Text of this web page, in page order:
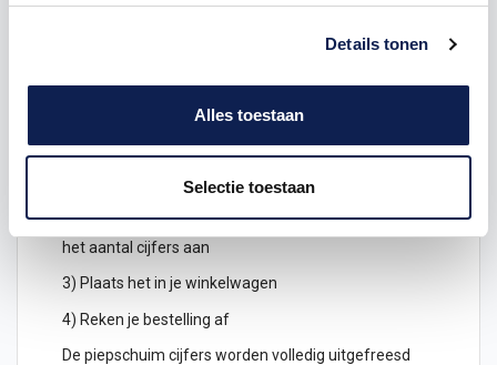
Details tonen
Alles toestaan
Selectie toestaan
dikte van het cijfer is altijd 20 mm. Piepschuim is niet
geschikt voor binnen gebruik. Hoe moet je dit
2) Hoeveel piepschuim cijfers wil je ontvangen? geef
het aantal cijfers aan
3) Plaats het in je winkelwagen
4) Reken je bestelling af
De piepschuim cijfers worden volledig uitgefreesd